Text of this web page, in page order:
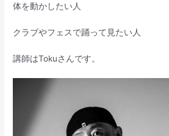
体を動かしたい人
クラブやフェスで踊って見たい人
講師はTokuさんです。